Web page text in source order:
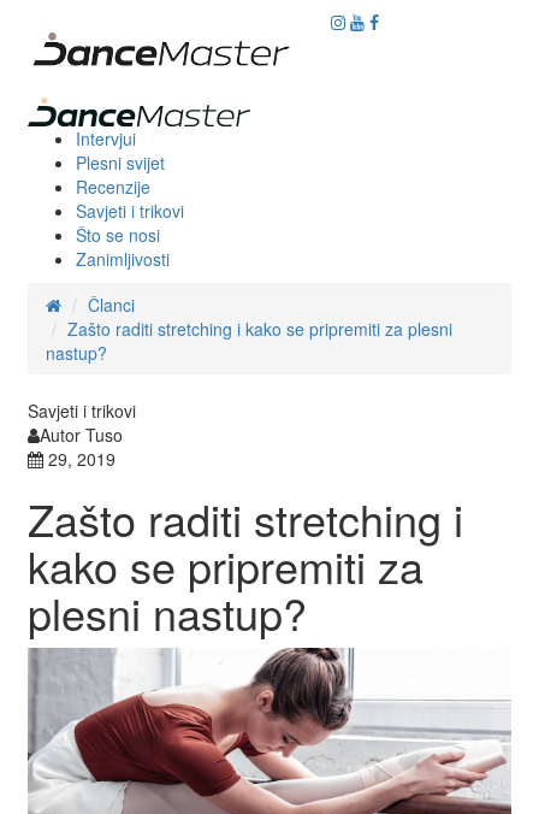
Intervjui
Plesni svijet
Recenzije
Savjeti i trikovi
Što se nosi
Zanimljivosti
Članci
Zašto raditi stretching i kako se pripremiti za plesni
nastup?
Savjeti i trikovi
Autor Tuso
29, 2019
Zašto raditi stretching i
kako se pripremiti za
plesni nastup?